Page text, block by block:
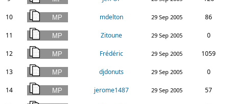
10 mdelton 29 Sep 2005 86
11 Zitoune 29 Sep 2005 0
12 Frédéric 29 Sep 2005 1059
13 djdonuts 29 Sep 2005 0
14 jerome1487 29 Sep 2005 57